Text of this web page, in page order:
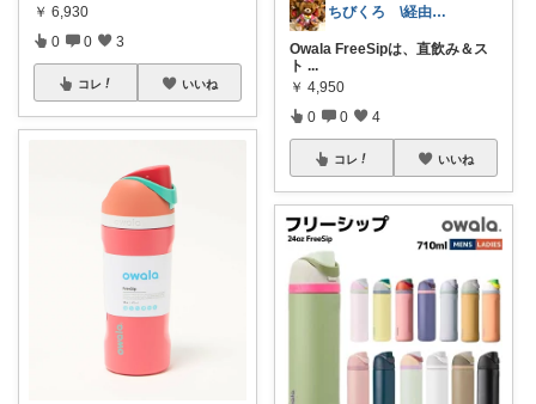
￥ 6,930
0 0 3
コレ いいね
ちびくろ \経由購入ありがとうござます/
Owala FreeSipは、直飲み＆ス
ト ...
￥ 4,950
0 0 4
コレ いいね